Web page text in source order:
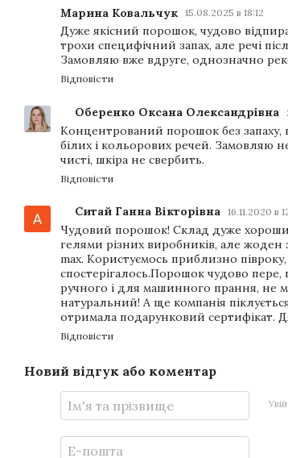
Марина Ковальчук 15.08.2025 в 18:12
Дуже якісний порошок, чудово
трохи специфічний запах, але речі
Замовляю вже вдруге, однозначно
Відповісти
Оберенко Оксана Олександрівна
Концентрований порошок без
білих і кольорових речей. Замовляю
чисті, шкіра не свербить.
Відповісти
Ситай Ганна Вікторівна 16.11.2020 в
Чудовий порошок! Склад дуже
гелями різних виробників, але
max. Користуємось приблизно
спостерігалось.Порошок чудово пере,
ручного і для машинного прання, не
натуральний! А ще компанія
отримала подарунковий сертифікат.
Відповісти
Новий відгук або коментар